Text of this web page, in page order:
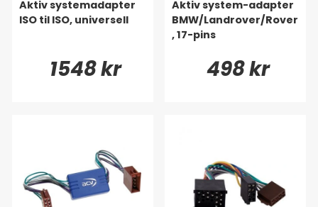
Aktiv systemadapter
ISO til ISO, universell
1548 kr
Aktiv system-adapter
BMW/Landrover/Rover
, 17-pins
498 kr